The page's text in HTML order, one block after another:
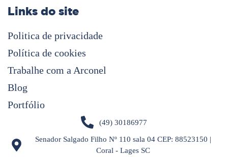
Links do site
Politica de privacidade
Política de cookies
Trabalhe com a Arconel
Blog
Portfólio
(49) 30186977
Senador Salgado Filho Nº 110 sala 04 CEP: 88523150 |
Coral - Lages SC